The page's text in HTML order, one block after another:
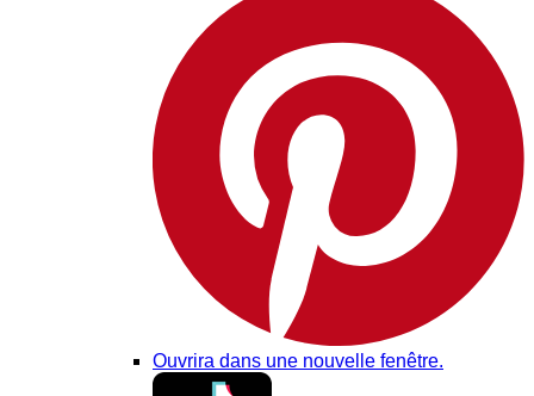
Ouvrira dans une nouvelle fenêtre.